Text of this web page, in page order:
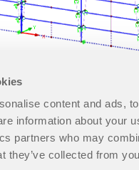
content and ads,
information about your
partners who may
they’ve collected from